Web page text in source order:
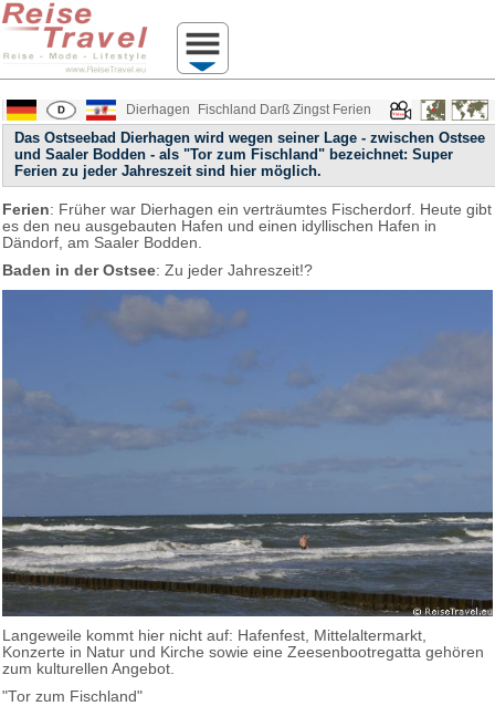
Dierhagen
Fischland Darß Zingst Ferien
Das Ostseebad Dierhagen wird wegen seiner Lage - zwischen Ostsee
und Saaler Bodden - als "Tor zum Fischland" bezeichnet: Super
Ferien zu jeder Jahreszeit sind hier möglich.
Ferien: Früher war Dierhagen ein verträumtes Fischerdorf. Heute gibt
es den neu ausgebauten Hafen und einen idyllischen Hafen in
Dändorf, am Saaler Bodden.
Baden in der Ostsee: Zu jeder Jahreszeit!?
Langeweile kommt hier nicht auf: Hafenfest, Mittelaltermarkt,
Konzerte in Natur und Kirche sowie eine Zeesenbootregatta gehören
zum kulturellen Angebot.
"Tor zum Fischland"